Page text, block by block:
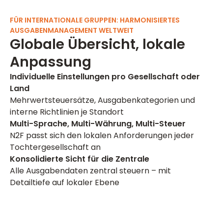
FÜR INTERNATIONALE GRUPPEN: HARMONISIERTES
AUSGABENMANAGEMENT WELTWEIT
Globale Übersicht, lokale
Anpassung
Individuelle Einstellungen pro Gesellschaft oder
Land
Mehrwertsteuersätze, Ausgabenkategorien und
interne Richtlinien je Standort
Multi-Sprache, Multi-Währung, Multi-Steuer
N2F passt sich den lokalen Anforderungen jeder
Tochtergesellschaft an
Konsolidierte Sicht für die Zentrale
Alle Ausgabendaten zentral steuern – mit
Detailtiefe auf lokaler Ebene